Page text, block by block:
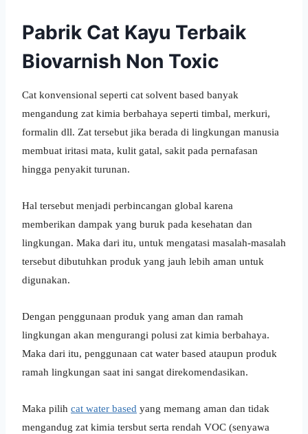
Pabrik Cat Kayu Terbaik
Biovarnish Non Toxic
Cat konvensional seperti cat solvent based banyak
mengandung zat kimia berbahaya seperti timbal, merkuri,
formalin dll. Zat tersebut jika berada di lingkungan manusia
membuat iritasi mata, kulit gatal, sakit pada pernafasan
hingga penyakit turunan.
Hal tersebut menjadi perbincangan global karena
memberikan dampak yang buruk pada kesehatan dan
lingkungan. Maka dari itu, untuk mengatasi masalah-masalah
tersebut dibutuhkan produk yang jauh lebih aman untuk
digunakan.
Dengan penggunaan produk yang aman dan ramah
lingkungan akan mengurangi polusi zat kimia berbahaya.
Maka dari itu, penggunaan cat water based ataupun produk
ramah lingkungan saat ini sangat direkomendasikan.
Maka pilih cat water based yang memang aman dan tidak
mengandug zat kimia tersbut serta rendah VOC (senyawa